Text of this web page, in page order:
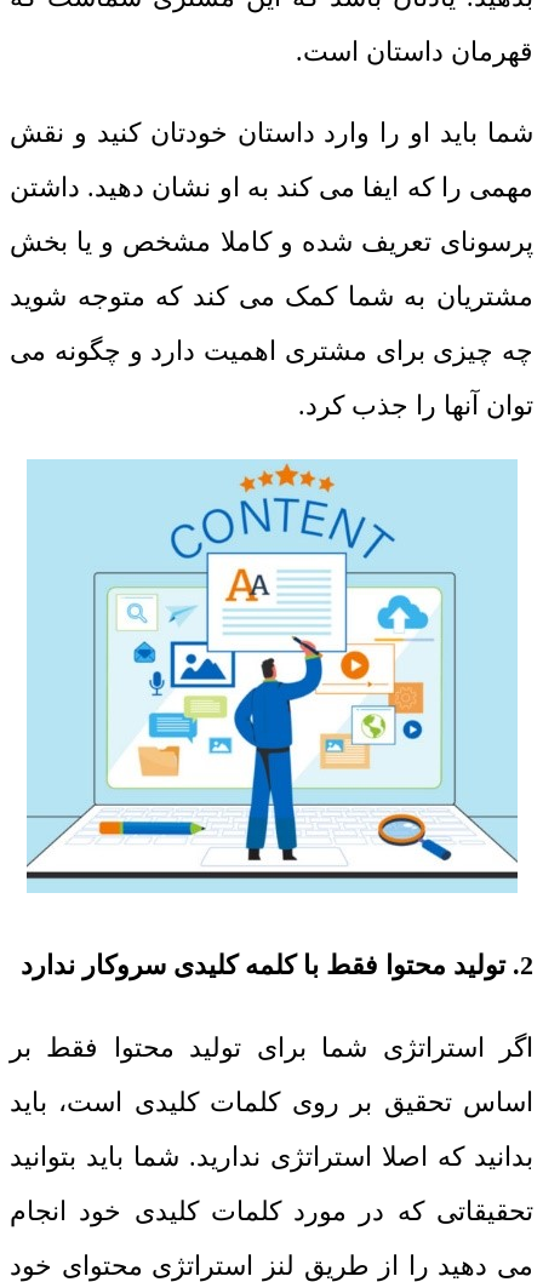
قهرمان داستان است.
شما باید او را وارد داستان خودتان کنید و نقش
مهمی را که ایفا می کند به او نشان دهید. داشتن
پرسونای تعریف شده و کاملا مشخص و یا بخش
مشتریان به شما کمک می کند که متوجه شوید
چه چیزی برای مشتری اهمیت دارد و چگونه می
توان آنها را جذب کرد.
2. تولید محتوا فقط با کلمه کلیدی سروکار ندارد
اگر استراتژی شما برای تولید محتوا فقط بر
اساس تحقیق بر روی کلمات کلیدی است، باید
بدانید که اصلا استراتژی ندارید. شما باید بتوانید
تحقیقاتی که در مورد کلمات کلیدی خود انجام
می دهید را از طریق لنز استراتژی محتوای خود